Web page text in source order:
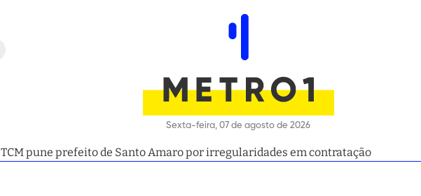
Sexta-feira, 07 de agosto de 2026
TCM pune prefeito de Santo Amaro por irregularidades em contratação